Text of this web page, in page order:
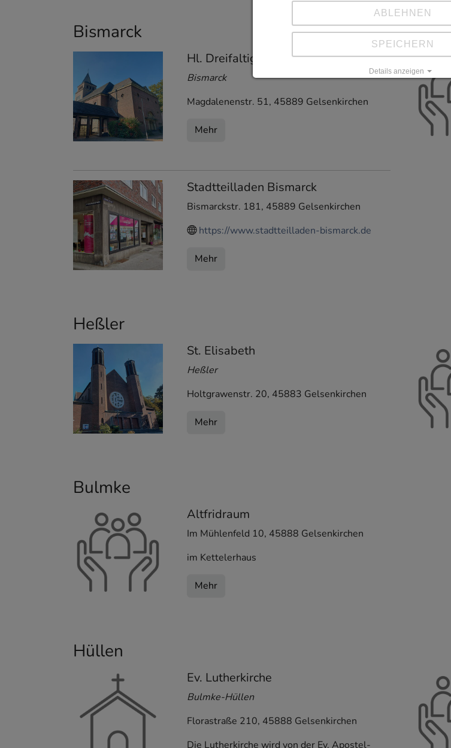
Bismarck
Hl. Dreifaltigkeit
Bismarck
Magdalenenstr. 51, 45889 Gelsenkirchen
Mehr
Stadtteilladen Bismarck
Bismarckstr. 181, 45889 Gelsenkirchen
https://www.stadtteilladen-bismarck.de
Mehr
Heßler
St. Elisabeth
Heßler
Holtgrawenstr. 20, 45883 Gelsenkirchen
Mehr
Bulmke
Altfridraum
Im Mühlenfeld 10, 45888 Gelsenkirchen
im Kettelerhaus
Mehr
Hüllen
Ev. Lutherkirche
Bulmke-Hüllen
Florastraße 210, 45888 Gelsenkirchen
Die Lutherkirche wird von der Ev. Apostel-
ABLEHNEN
SPEICHERN
Details anzeigen
Datenschutz